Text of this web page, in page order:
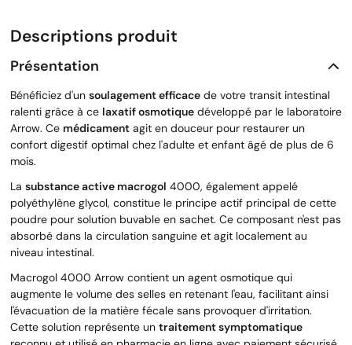
Descriptions produit
Présentation
Bénéficiez d'un soulagement efficace de votre transit intestinal
ralenti grâce à ce laxatif osmotique développé par le laboratoire
Arrow. Ce médicament agit en douceur pour restaurer un
confort digestif optimal chez l'adulte et enfant âgé de plus de 6
mois.
La substance active macrogol 4000, également appelé
polyéthylène glycol, constitue le principe actif principal de cette
poudre pour solution buvable en sachet. Ce composant n'est pas
absorbé dans la circulation sanguine et agit localement au
niveau intestinal.
Macrogol 4000 Arrow contient un agent osmotique qui
augmente le volume des selles en retenant l'eau, facilitant ainsi
l'évacuation de la matière fécale sans provoquer d'irritation.
Cette solution représente un traitement symptomatique